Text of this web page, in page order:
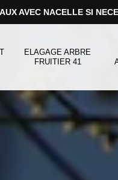
AVEC NACELLE SI
ELAGAGE ARBRE
FRUITIER 41